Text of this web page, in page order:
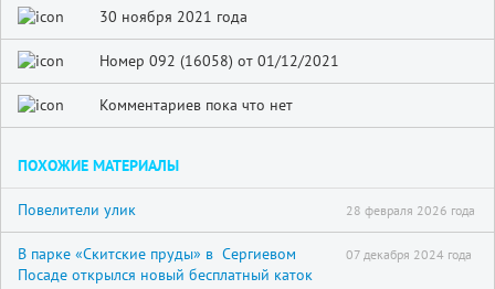
30 ноября 2021 года
Номер 092 (16058) от 01/12/2021
Комментариев пока что нет
ПОХОЖИЕ МАТЕРИАЛЫ
Повелители улик 28 февраля 2026 года
В парке «Скитские пруды» в Сергиевом
Посаде открылся новый бесплатный каток
07 декабря 2024 года